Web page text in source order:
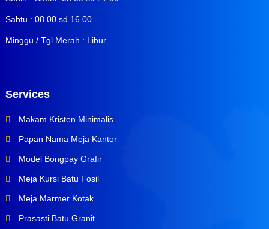
Sabtu : 08.00 sd 16.00
Minggu / Tgl Merah : Libur
Services
Makam Kristen Minimalis
Papan Nama Meja Kantor
Model Bongpay Grafir
Meja Kursi Batu Fosil
Meja Marmer Kotak
Prasasti Batu Granit